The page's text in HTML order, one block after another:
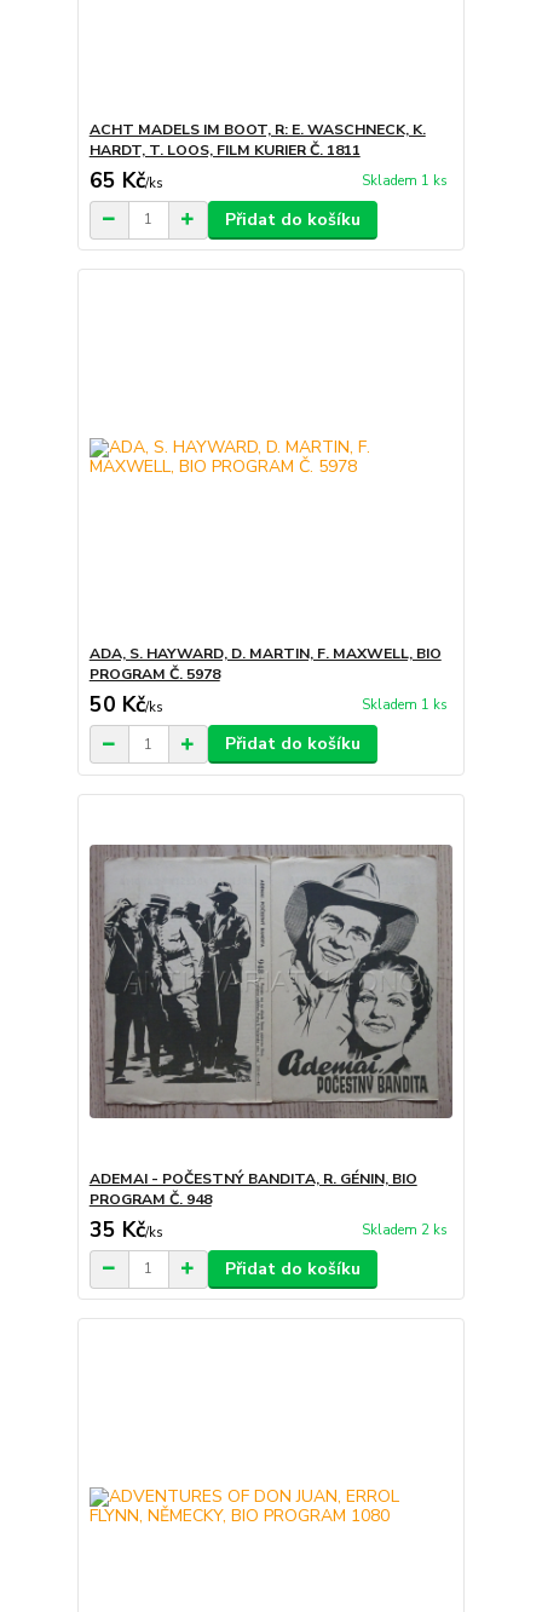
ACHT MADELS IM BOOT, R: E. WASCHNECK, K.
HARDT, T. LOOS, FILM KURIER Č. 1811
65 Kč/ks Skladem 1 ks
Přidat do košíku
ADA, S. HAYWARD, D. MARTIN, F. MAXWELL, BIO
PROGRAM Č. 5978
50 Kč/ks Skladem 1 ks
Přidat do košíku
ADEMAI - POČESTNÝ BANDITA, R. GÉNIN, BIO
PROGRAM Č. 948
35 Kč/ks Skladem 2 ks
Přidat do košíku